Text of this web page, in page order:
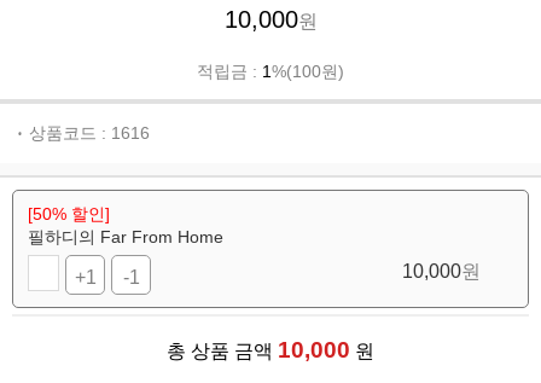
10,000원
적립금 : 1%(100원)
상품코드 : 1616
[50% 할인]
필하디의 Far From Home
+1 -1 10,000원
총 상품 금액 10,000 원